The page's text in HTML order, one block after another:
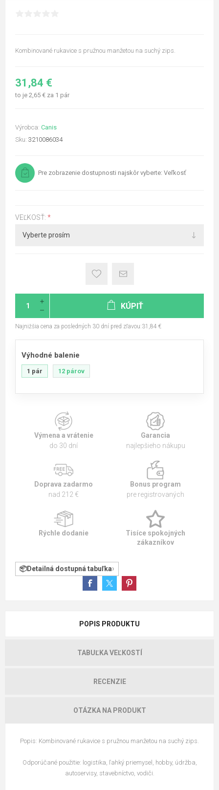
Kombinované rukavice s pružnou manžetou na suchý zips.
31,84 €
to je 2,65 € za 1 pár
Výrobca: Canis
Sku: 3210086034
Pre zobrazenie dostupnosti najskôr vyberte: Veľkosť
VEĽKOSŤ: *
KÚPIŤ
Najnižšia cena za posledných 30 dní pred zľavou:31,84 €
Výhodné balenie
1 pár 12 párov
Výmena a vrátenie
do 30 dní
Garancia
najlepšieho nákupu
Doprava zadarmo
nad 212 €
Bonus program
pre registrovaných
Rýchle dodanie
Tisíce spokojných
zákazníkov
Detailná dostupná tabuľka
POPIS PRODUKTU
TABUĽKA VEĽKOSTÍ
RECENZIE
OTÁZKA NA PRODUKT
Popis: Kombinované rukavice s pružnou manžetou na suchý zips.
Odporúčané použitie: logistika, ľahký priemysel, hobby, údržba,
autoservisy, stavebníctvo, vodiči.